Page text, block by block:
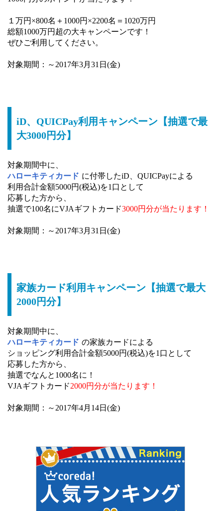
１万円×800名＋1000円×2200名＝1020万円
総額1000万円超の大キャンペーンです！
ぜひご利用してください。
対象期間：～2017年3月31日(金)
iD、QUICPay利用キャンペーン【抽選で最
大3000円分】
対象期間中に、
ハローキティカード に付帯したiD、QUICPayによる
利用合計金額5000円(税込)を1口として
応募した方から、
抽選で100名にVJAギフトカード3000円分が当たります！
対象期間：～2017年3月31日(金)
家族カード利用キャンペーン【抽選で最大
2000円分】
対象期間中に、
ハローキティカード の家族カードによる
ショッピング利用合計金額5000円(税込)を1口として
応募した方から、
抽選でなんと1000名に！
VJAギフトカード2000円分が当たります！
対象期間：～2017年4月14日(金)